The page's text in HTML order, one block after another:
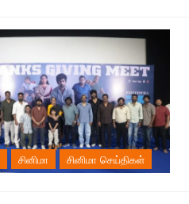
சினிமா சினிமா செய்திகள்